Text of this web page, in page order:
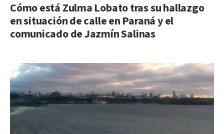
Cómo está Zulma Lobato tras su hallazgo
en situación de calle en Paraná y el
comunicado de Jazmín Salinas